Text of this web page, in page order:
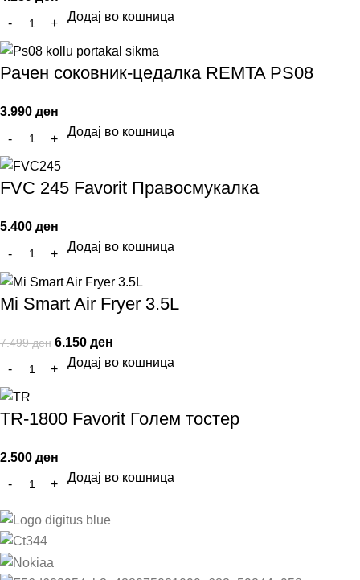
Додај во кошница
Рачен соковник-цедалка REMTA PS08
3.990 ден
Додај во кошница
FVC 245 Favorit Правосмукалка
5.400 ден
Додај во кошница
Mi Smart Air Fryer 3.5L
7.499ден 6.150 ден
Додај во кошница
TR-1800 Favorit Голем тостер
2.500 ден
Додај во кошница